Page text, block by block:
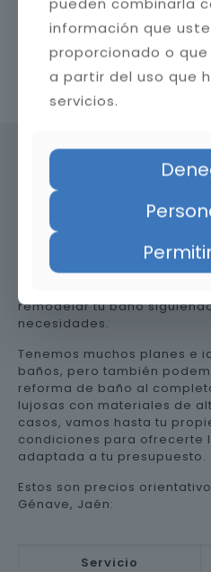
Contacta
Precio de
remodelar tu baño
necesidades.
Tenemos muchos planes e
baños, pero también
reforma de baño al
lujosas con materiales de
casos, vamos hasta tu
condiciones para ofrecerte
adaptada a tu presupuesto.
Estos son precios
Génave, Jaén:
Servicio
información que
proporcionado o
a partir del uso que
servicios.